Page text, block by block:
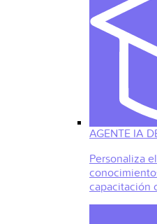
AGENTE IA
Personaliza
capacitación